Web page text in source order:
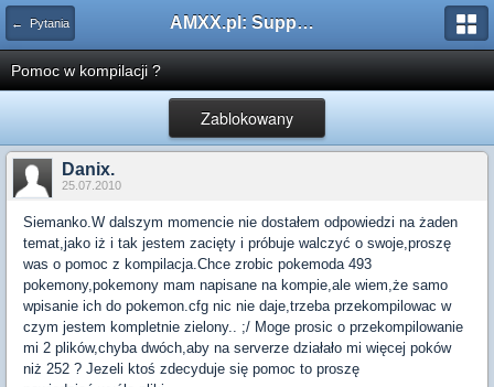
← Pytania AMXX.pl: Support AMX Mod X i SourceMod
Pomoc w kompilacji ?
Zablokowany
Danix.
25.07.2010
Siemanko.W dalszym momencie nie dostałem odpowiedzi na żaden
temat,jako iż i tak jestem zacięty i próbuje walczyć o swoje,proszę
was o pomoc z kompilacja.Chce zrobic pokemoda 493
pokemony,pokemony mam napisane na kompie,ale wiem,że samo
wpisanie ich do pokemon.cfg nic nie daje,trzeba przekompilowac w
czym jestem kompletnie zielony.. ;/ Moge prosic o przekompilowanie
mi 2 plików,chyba dwóch,aby na serverze działało mi więcej poków
niż 252 ? Jezeli ktoś zdecyduje się pomoc to proszę